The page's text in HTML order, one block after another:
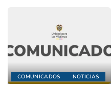
COMUNICADOS NOTICIAS